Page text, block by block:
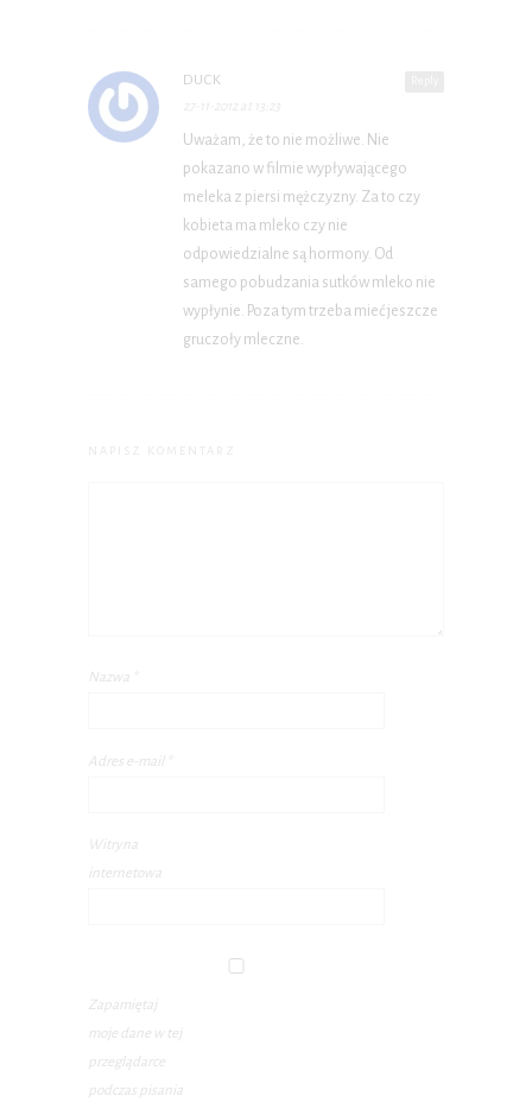
DUCK
Uważam, że to nie możliwe. Nie
pokazano w filmie wypływającego
meleka z piersi mężczyzny. Za to czy
kobieta ma mleko czy nie
odpowiedzialne są hormony. Od
samego pobudzania sutków mleko nie
wypłynie. Poza tym trzeba mieć jeszcze
gruczoły mleczne.
Nazwa
Adres e-mail
Witryna
internetowa
Zapamiętaj
moje dane w tej
przeglądarce
podczas pisania